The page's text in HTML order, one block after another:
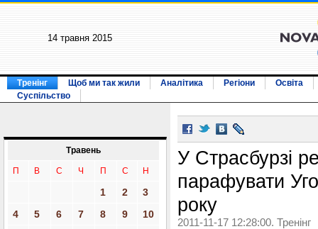
14 травня 2015
Тренінг Щоб ми так жили Аналітика Регіони
Освіта
Суспільство
Травень
П В С Ч П С Н
1 2
3
4
5 6 7 8 9
10
У Страсбурзі
парафувати
року
2011-11-17 12:28:00. Тренінг